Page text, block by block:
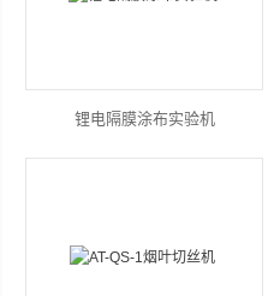
锂电隔膜涂布实验机